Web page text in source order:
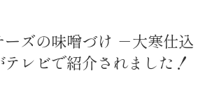
ーズの味噌づけ －大寒仕込
レビで紹介されました！